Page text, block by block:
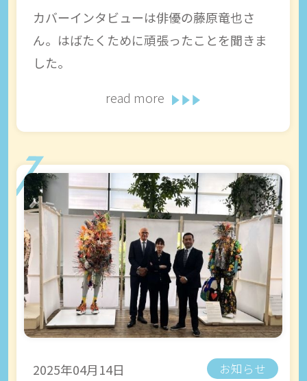
カバーインタビューは俳優の藤原竜也さ
ん。はばたくために頑張ったことを聞きま
した。
read more
2025年04月14日 お知らせ